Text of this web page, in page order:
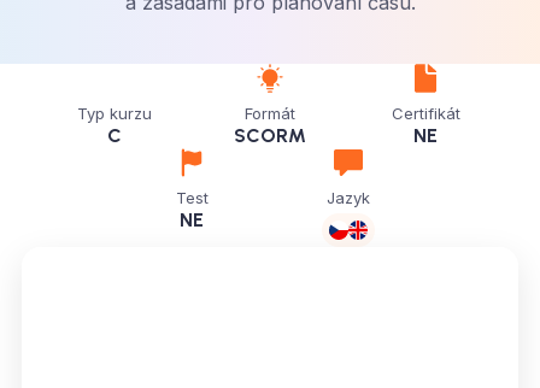
Typ kurzu
C
Formát
SCORM
Certifikát
NE
Test
NE
Jazyk